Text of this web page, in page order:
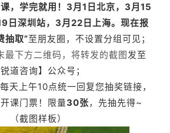
，学完就用！3月1日北京，3月15
日深圳站，3月22日上海。现在报
抽取”至朋友圈，不设置分组可见；
最下方二维码，将转发的截图发至
锐道咨询】公众号；
天上午10点统一回复您抽奖链接，
课门票！限量30张，先抽先得~
（截图样板）